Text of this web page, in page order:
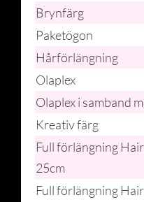
Brynfärg
Paketögon
Hårförlängning
Olaplex
Olaplex i samband
Kreativ färg
Full förlängning
25cm
Full förlängning